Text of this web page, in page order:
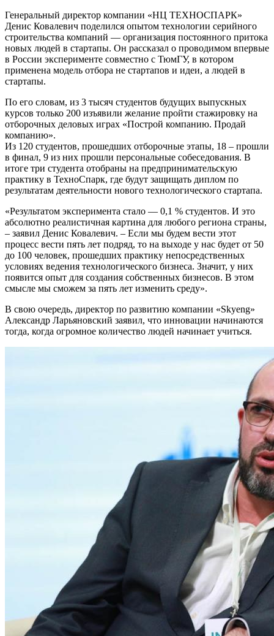
Генеральный директор компании «НЦ ТЕХНОСПАРК»
Денис Ковалевич поделился опытом технологии серийного
строительства компаний — организация постоянного притока
новых людей в стартапы. Он рассказал о проводимом впервые
в России эксперименте совместно с ТюмГУ, в котором
применена модель отбора не стартапов и идеи, а людей в
стартапы.
По его словам, из 3 тысяч студентов будущих выпускных
курсов только 200 изъявили желание пройти стажировку на
отборочных деловых играх «Построй компанию. Продай
компанию».
Из 120 студентов, прошедших отборочные этапы, 18 – прошли
в финал, 9 из них прошли персональные собеседования. В
итоге три студента отобраны на предпринимательскую
практику в ТехноСпарк, где будут защищать диплом по
результатам деятельности нового технологического стартапа.
«Результатом эксперимента стало — 0,1 % студентов. И это
абсолютно реалистичная картина для любого региона страны,
– заявил Денис Ковалевич. – Если мы будем вести этот
процесс вести пять лет подряд, то на выходе у нас будет от 50
до 100 человек, прошедших практику непосредственных
условиях ведения технологического бизнеса. Значит, у них
появится опыт для создания собственных бизнесов. В этом
смысле мы сможем за пять лет изменить среду».
В свою очередь, директор по развитию компании «Skyeng»
Александр Ларьяновский заявил, что инновации начинаются
тогда, когда огромное количество людей начинает учиться.